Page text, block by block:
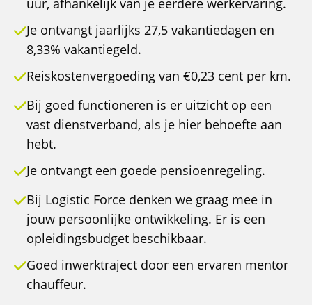
uur, afhankelijk van je eerdere werkervaring.
Je ontvangt jaarlijks 27,5 vakantiedagen en
8,33% vakantiegeld.
Reiskostenvergoeding van €0,23 cent per km.
Bij goed functioneren is er uitzicht op een
vast dienstverband, als je hier behoefte aan
hebt.
Je ontvangt een goede pensioenregeling.
Bij Logistic Force denken we graag mee in
jouw persoonlijke ontwikkeling. Er is een
opleidingsbudget beschikbaar.
Goed inwerktraject door een ervaren mentor
chauffeur.